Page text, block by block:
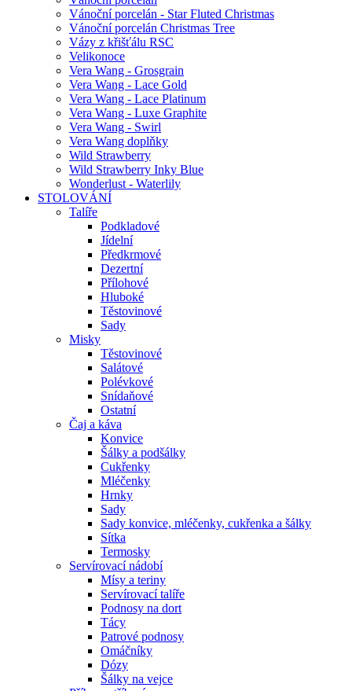
Vánoční porcelán - Star Fluted Christmas
Vánoční porcelán Christmas Tree
Vázy z křišťálu RSC
Velikonoce
Vera Wang - Grosgrain
Vera Wang - Lace Gold
Vera Wang - Lace Platinum
Vera Wang - Luxe Graphite
Vera Wang - Swirl
Vera Wang doplňky
Wild Strawberry
Wild Strawberry Inky Blue
Wonderlust - Waterlily
STOLOVÁNÍ
Talíře
Podkladové
Jídelní
Předkrmové
Dezertní
Přílohové
Hluboké
Těstovinové
Sady
Misky
Těstovinové
Salátové
Polévkové
Snídaňové
Ostatní
Čaj a káva
Konvice
Šálky a podšálky
Cukřenky
Mléčenky
Hrnky
Sady
Sady konvice, mléčenky, cukřenka a šálky
Sítka
Termosky
Servírovací nádobí
Mísy a teriny
Servírovací talíře
Podnosy na dort
Tácy
Patrové podnosy
Omáčníky
Dózy
Šálky na vejce